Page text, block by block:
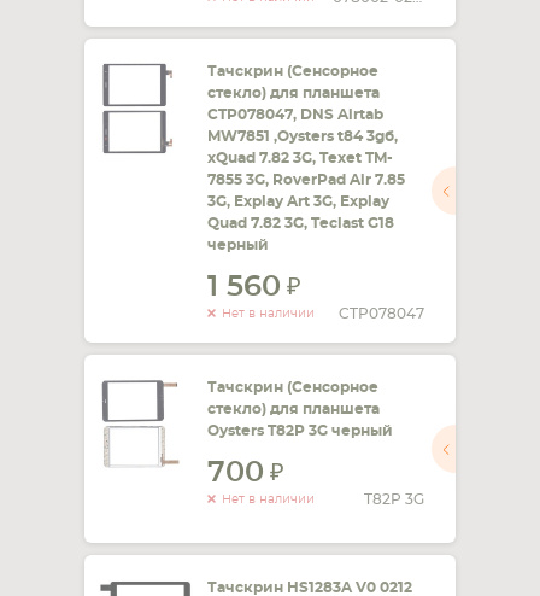
Тачскрин (Сенсорное
стекло) для планшета
CTP078047, DNS Airtab
MW7851 ,Oysters t84 3gб,
xQuad 7.82 3G, Texet TM-
7855 3G, RoverPad Air 7.85
3G, Explay Art 3G, Explay
Quad 7.82 3G, Teclast G18
черный
1 560
Нет в наличии CTP078047
Тачскрин (Сенсорное
стекло) для планшета
Oysters T82P 3G черный
700
Нет в наличии T82P 3G
Тачскрин HS1283A V0 0212